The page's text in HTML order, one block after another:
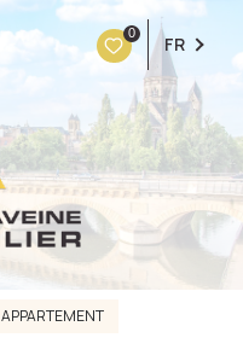
0 FR
APPARTEMENT